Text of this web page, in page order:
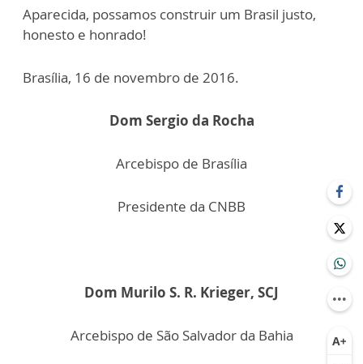
Aparecida, possamos construir um Brasil justo,
honesto e honrado!
Brasília, 16 de novembro de 2016.
Dom Sergio da Rocha
Arcebispo de Brasília
Presidente da CNBB
Dom Murilo S. R. Krieger, SCJ
Arcebispo de São Salvador da Bahia